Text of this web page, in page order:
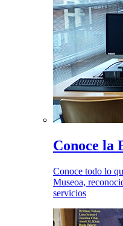
Conoce la
Conoce todo lo
Museoa,
servicios